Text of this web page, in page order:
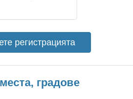
регистрацията
градове